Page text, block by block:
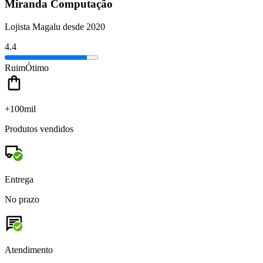
Miranda Computação
Lojista Magalu desde 2020
4.4
RuimÓtimo
+100mil
Produtos vendidos
Entrega
No prazo
Atendimento